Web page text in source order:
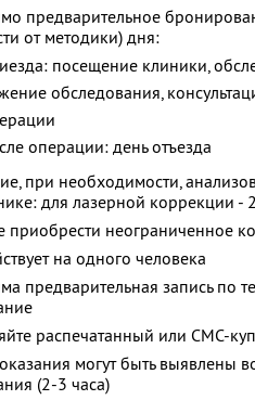
предварительное
от методики) дня:
посещение клиники,
обследования,
операции: день отъезда
при необходимости,
для лазерной коррекции -
приобрести неограниченное
на одного человека
предварительная запись по
распечатанный или СМС-
могут быть выявлены
(2-3 часа)